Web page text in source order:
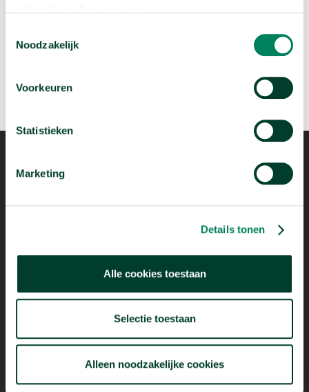
Noodzakelijk
Voorkeuren
Statistieken
Marketing
Details tonen
Alle cookies toestaan
Selectie toestaan
Alleen noodzakelijke cookies